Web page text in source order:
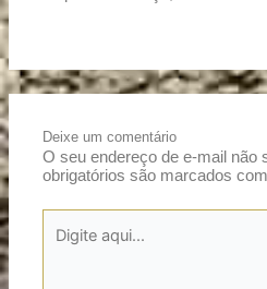
Deixe um comentário
O seu endereço de e-mail não
obrigatórios são marcados
aqui...